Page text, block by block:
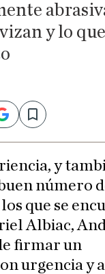
y lo
Save
y
número
que se
Albiac,
firmar un
urgencia y